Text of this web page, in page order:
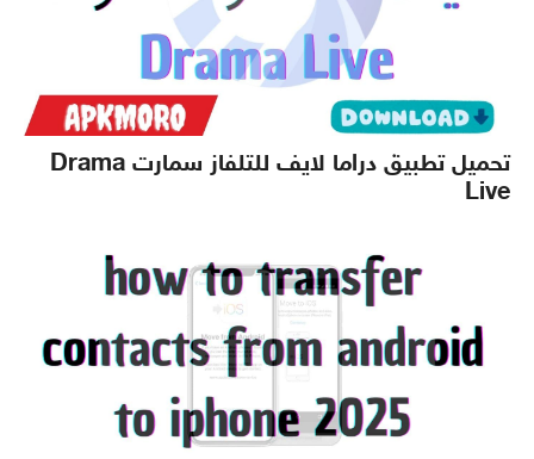
تحميل تطبيق دراما لايف للتلفاز سمارت Drama
Live